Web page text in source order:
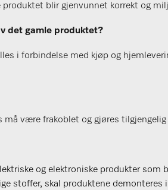
blir gjenvunnet korrekt og
det gamle produktet?
i forbindelse med kjøp og
må være frakoblet og gjøres
og elektroniske produkter som
stoffer, skal produktene